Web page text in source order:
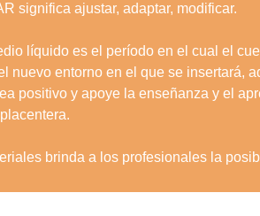
significa ajustar, adaptar, modificar.
líquido es el período en el cual el
nuevo entorno en el que se insertará,
positivo y apoye la enseñanza y el
brinda a los profesionales la